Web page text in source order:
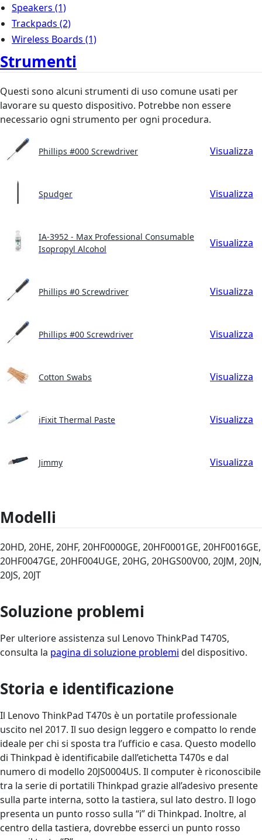
Speakers (1)
Trackpads (2)
Wireless Boards (1)
Strumenti
Questi sono alcuni strumenti di uso comune usati per
lavorare su questo dispositivo. Potrebbe non essere
necessario ogni strumento per ogni procedura.
Phillips #000 Screwdriver Visualizza
Spudger Visualizza
IA-3952 - Max Professional Consumable
Isopropyl Alcohol
Visualizza
Phillips #0 Screwdriver Visualizza
Phillips #00 Screwdriver Visualizza
Cotton Swabs Visualizza
iFixit Thermal Paste Visualizza
Jimmy Visualizza
Modelli
20HD, 20HE, 20HF, 20HF0000GE, 20HF0001GE, 20HF0016GE,
20HF0047GE, 20HF004UGE, 20HG, 20HGS00V00, 20JM, 20JN,
20JS, 20JT
Soluzione problemi
Per ulteriore assistenza sul Lenovo ThinkPad T470S,
consulta la pagina di soluzione problemi del dispositivo.
Storia e identificazione
Il Lenovo ThinkPad T470s è un portatile professionale
uscito nel 2017. Il suo design leggero e compatto lo rende
ideale per chi si sposta tra l’ufficio e casa. Questo modello
di Thinkpad è identificabile dall’etichetta T470s e dal
numero di modello 20JS0004US. Il computer è riconoscibile
tra la serie di portatili Thinkpad grazie all’adesivo presente
sulla parte interna, sotto la tastiera, sul lato destro. Il logo
presenta un punto rosso sulla “i” di Thinkpad. Inoltre, al
centro della tastiera, dovrebbe esserci un punto rosso